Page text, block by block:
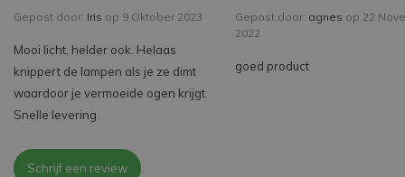
Gepost door: Iris op 9 Oktober 2023
Mooi licht, helder ook. Helaas
knippert de lampen als je ze dimt
waardoor je vermoeide ogen krijgt.
Snelle levering.
Gepost door: agnes op 22
2022
goed product
Schrijf een review